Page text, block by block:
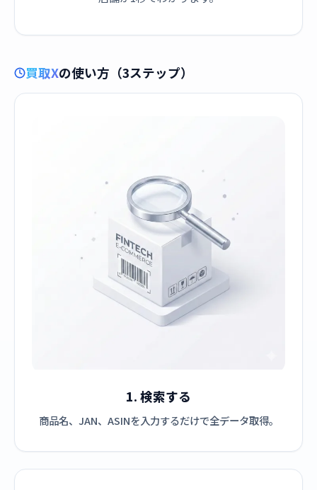
買取Xの使い方（3ステップ）
1. 検索する
商品名、JAN、ASINを入力するだけで全データ取得。